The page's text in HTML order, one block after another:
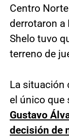
Centro
derrotaron a
Shelo tuvo
terreno de
La situación
el único que
Gustavo
decisión de